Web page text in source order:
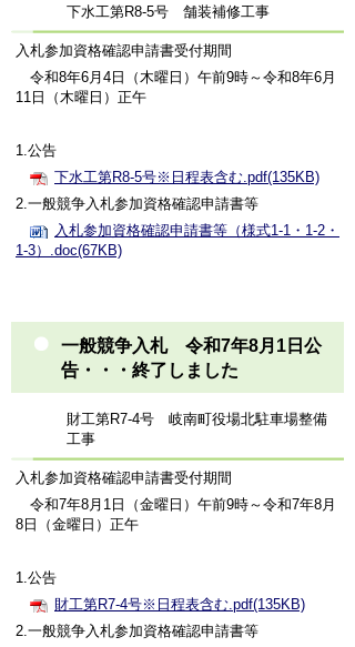
下水工第R8-5号 舗装補修工事
入札参加資格確認申請書受付期間
令和8年6月4日（木曜日）午前9時～令和8年6月
11日（木曜日）正午
1.公告
下水工第R8-5号※日程表含む.pdf(135KB)
2.一般競争入札参加資格確認申請書等
入札参加資格確認申請書等（様式1-1・1-2・
1-3）.doc(67KB)
一般競争入札 令和7年8月1日公
告・・・終了しました
財工第R7-4号 岐南町役場北駐車場整備
工事
入札参加資格確認申請書受付期間
令和7年8月1日（金曜日）午前9時～令和7年8月
8日（金曜日）正午
1.公告
財工第R7-4号※日程表含む.pdf(135KB)
2.一般競争入札参加資格確認申請書等